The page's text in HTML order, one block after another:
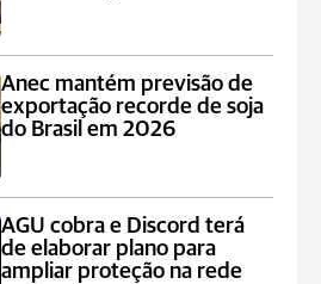
Anec mantém previsão de
exportação recorde de soja
do Brasil em 2026
AGU cobra e Discord terá
de elaborar plano para
ampliar proteção na rede